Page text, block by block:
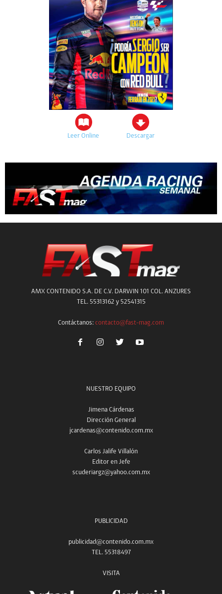
Leer Online Descargar
AMX CONTENIDO S.A. DE C.V. DARWIN 101 COL. ANZURES
TEL. 55313162 y 52541315
Contáctanos: contacto@fast-mag.com
NUESTRO EQUIPO
Jimena Cárdenas
Dirección General
jcardenas@contenido.com.mx
Carlos Jalife Villalón
Editor en Jefe
scuderiargz@yahoo.com.mx
PUBLICIDAD
publicidad@contenido.com.mx
TEL. 55318497
VISITA